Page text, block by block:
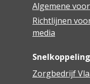
Algemene
Richtlijnen
media
Zorgbedrijf